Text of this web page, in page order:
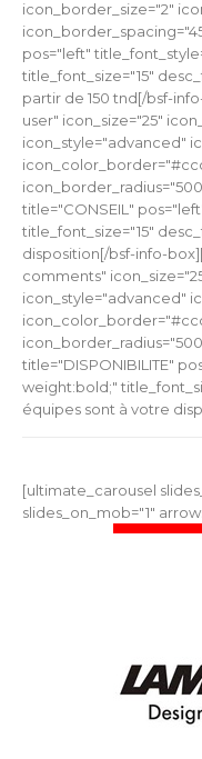
icon_border_size="2"
pos="left"
title_font_size="15"
partir de 150 tnd[/bsf-
user" icon_size="25"
icon_style="advanced"
title="CONSEIL"
title_font_size="15"
disposition[/bsf-info-
comments"
icon_style="advanced"
title="DISPONIBILITE"
weight:bold;"
équipes sont à votre
[ultimate_carousel
slides_on_mob="1"